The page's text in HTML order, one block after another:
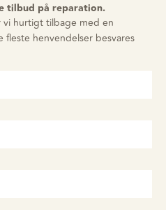
tilbud på reparation.
vi hurtigt tilbage med en
fleste henvendelser besvares